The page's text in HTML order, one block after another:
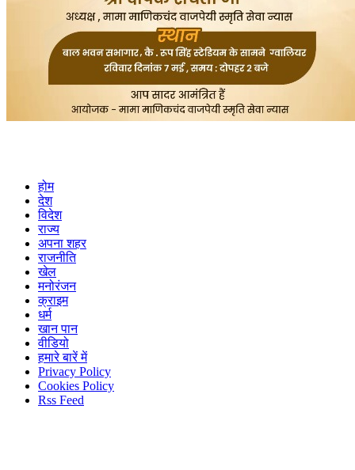
होम
देश
विदेश
राज्य
अपना शहर
राजनीति
खेल
मनोरंजन
क्राइम
धर्म
खान पान
वीडियो
हमारे बारें में
Privacy Policy
Cookies Policy
Rss Feed